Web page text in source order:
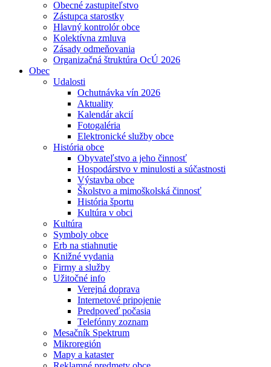
Obecné zastupiteľstvo
Zástupca starostky
Hlavný kontrolór obce
Kolektívna zmluva
Zásady odmeňovania
Organizačná štruktúra OcÚ 2026
Obec
Udalosti
Ochutnávka vín 2026
Aktuality
Kalendár akcií
Fotogaléria
Elektronické služby obce
História obce
Obyvateľstvo a jeho činnosť
Hospodárstvo v minulosti a súčastnosti
Výstavba obce
Školstvo a mimoškolská činnosť
História športu
Kultúra v obci
Kultúra
Symboly obce
Erb na stiahnutie
Knižné vydania
Firmy a služby
Užitočné info
Verejná doprava
Internetové pripojenie
Predpoveď počasia
Telefónny zoznam
Mesačník Spektrum
Mikroregión
Mapy a kataster